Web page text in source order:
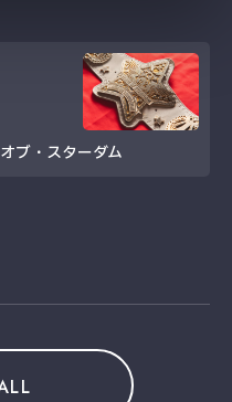
ブ・スターダム